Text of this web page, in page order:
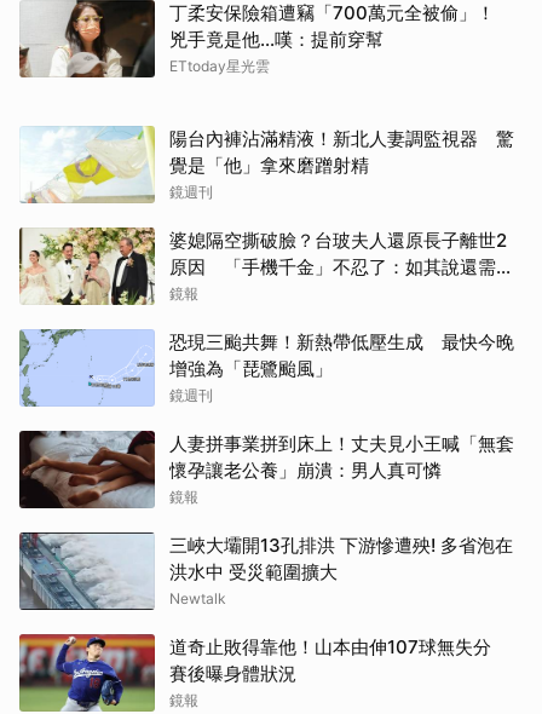
丁柔安保險箱遭竊「700萬元全被偷」！
兇手竟是他...嘆：提前穿幫
ETtoday星光雲
陽台內褲沾滿精液！新北人妻調監視器 驚
覺是「他」拿來磨蹭射精
鏡週刊
婆媳隔空撕破臉？台玻夫人還原長子離世2
原因 「手機千金」不忍了：如其說還需要
離開嗎？
鏡報
恐現三颱共舞！新熱帶低壓生成 最快今晚
增強為「琵鷺颱風」
鏡週刊
人妻拼事業拼到床上！丈夫見小王喊「無套
懷孕讓老公養」崩潰：男人真可憐
鏡報
三峽大壩開13孔排洪 下游慘遭殃! 多省泡在
洪水中 受災範圍擴大
Newtalk
道奇止敗得靠他！山本由伸107球無失分
賽後曝身體狀況
鏡報